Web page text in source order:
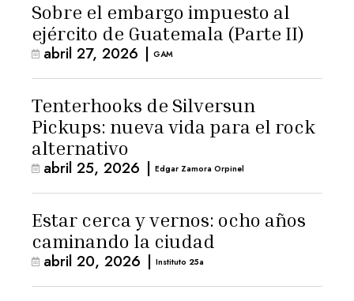
Sobre el embargo impuesto al
ejército de Guatemala (Parte II)
abril 27, 2026 | GAM
Tenterhooks de Silversun
Pickups: nueva vida para el rock
alternativo
abril 25, 2026 | Edgar Zamora Orpinel
Estar cerca y vernos: ocho años
caminando la ciudad
abril 20, 2026 | Instituto 25a